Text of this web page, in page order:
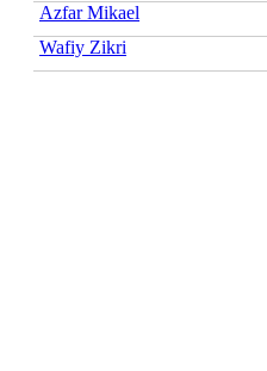
Azfar Mikael
Wafiy Zikri